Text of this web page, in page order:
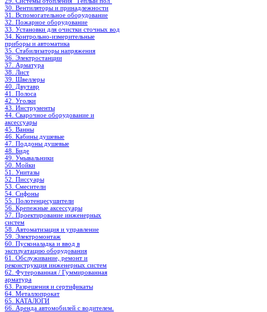
30. Вентиляторы и принадлежности
31. Вспомогательное оборудование
32. Пожарное оборудование
33. Установки для очистки сточных вод
34. Контрольно-измерительные
приборы и автоматика
35. Стабилизаторы напряжения
36. Электростанции
37. Арматура
38. Лист
39. Швеллеры
40. Двутавр
41. Полоса
42. Уголки
43. Инструменты
44. Сварочное оборудование и
аксессуары
45. Ванны
46. Кабины душевые
47. Поддоны душевые
48. Биде
49. Умывальники
50. Мойки
51. Унитазы
52. Писсуары
53. Смесители
54. Сифоны
55. Полотенцесушители
56. Крепежные аксессуары
57. Проектирование инженерных
систем
58. Автоматизация и управление
59. Электромонтаж
60. Пусконаладка и ввод в
эксплуатацию оборудования
61. Обслуживание, ремонт и
реконструкция инженерных систем
62. Футерованная / Гуммированная
арматура
63. Разрешения и сертификаты
64. Металлопрокат
65. КАТАЛОГИ
66. Аренда автомобилей с водителем.